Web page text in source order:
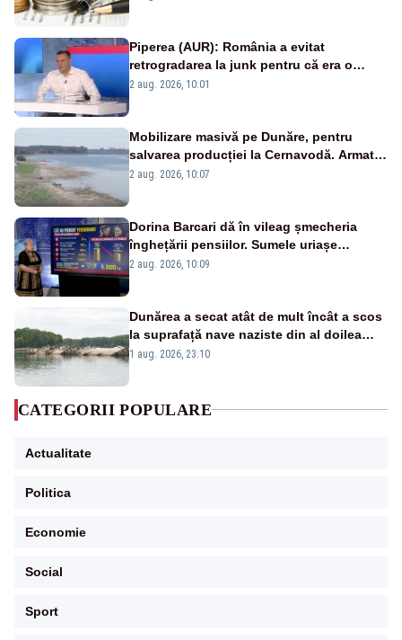
Piperea (AUR): România a evitat
retrogradarea la junk pentru că era o
catastrofă pentru bănci și fondurile de
2 aug. 2026, 10:01
Mobilizare masivă pe Dunăre, pentru
salvarea producției la Cernavodă. Armata
va detona o stâncă și va devia apa
2 aug. 2026, 10:07
Dorina Barcari dă în vileag șmecheria
înghețării pensiilor. Sumele uriașe
pierdute de fiecare român
2 aug. 2026, 10:09
Dunărea a secat atât de mult încât a scos
la suprafață nave naziste din al doilea
război mondial
1 aug. 2026, 23:10
CATEGORII POPULARE
Actualitate
Politica
Economie
Social
Sport